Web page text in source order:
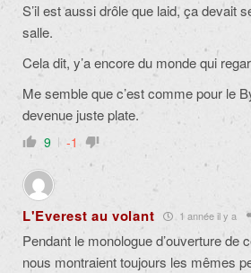
S’il est aussi drôle que laid, ça devait
salle.
Cela dit, y’a encore du monde qui
Me semble que c’est comme pour le
devenue juste plate.
9 -1
L'Everest au volant 1 année il y a
Pendant le monologue d’ouverture de
nous montraient toujours les mêmes